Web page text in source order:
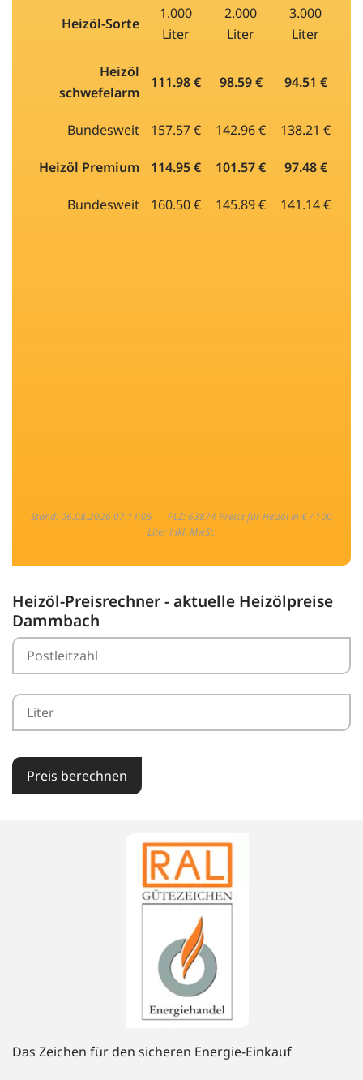
Heizöl-Sorte
1.000
Liter
2.000
Liter
3.000
Liter
Heizöl
schwefelarm
111.98 € 98.59 € 94.51 €
Bundesweit 157.57 € 142.96 € 138.21 €
Heizöl Premium 114.95 € 101.57 € 97.48 €
Bundesweit 160.50 € 145.89 € 141.14 €
Stand: 06.08.2026 07:11:05 | PLZ: 63874 Preise für Heizöl in € / 100
Liter inkl. MwSt.
Heizöl-Preisrechner - aktuelle Heizölpreise
Dammbach
Preis berechnen
Das Zeichen für den sicheren Energie-Einkauf